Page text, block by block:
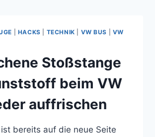
HACKS TECHNIK VW BUS
VW
Stoßstange
beim VW
auffrischen
bereits auf die neue Seite